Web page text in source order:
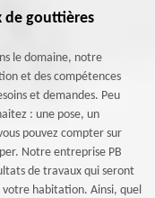
de gouttières
le domaine, notre
et des compétences
et demandes. Peu
: une pose, un
pouvez compter sur
Notre entreprise PB
de travaux qui seront
habitation. Ainsi, quel